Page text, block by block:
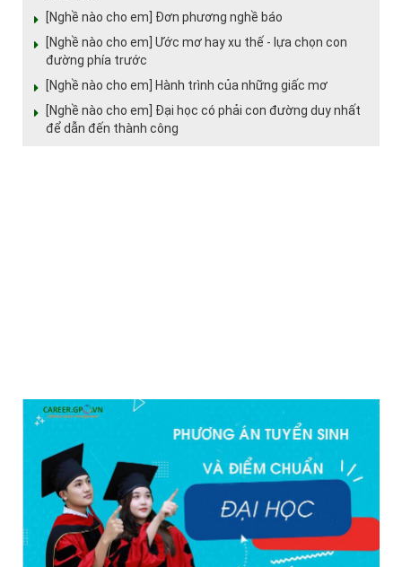
[Nghề nào cho em] Đơn phương nghề báo
[Nghề nào cho em] Ước mơ hay xu thế - lựa chọn con
đường phía trước
[Nghề nào cho em] Hành trình của những giấc mơ
[Nghề nào cho em] Đại học có phải con đường duy nhất
để dẫn đến thành công